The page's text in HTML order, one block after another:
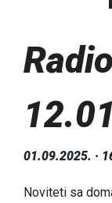
12.01
01.09.2025. ·
Noviteti sa